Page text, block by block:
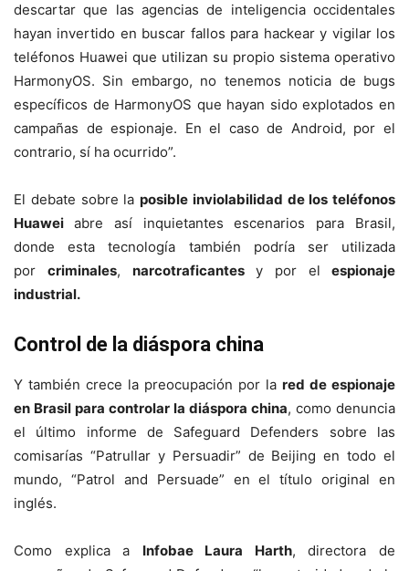
descartar que las agencias de inteligencia occidentales
hayan invertido en buscar fallos para hackear y vigilar los
teléfonos Huawei que utilizan su propio sistema operativo
HarmonyOS. Sin embargo, no tenemos noticia de bugs
específicos de HarmonyOS que hayan sido explotados en
campañas de espionaje. En el caso de Android, por el
contrario, sí ha ocurrido”.
El debate sobre la posible inviolabilidad de los teléfonos
Huawei abre así inquietantes escenarios para Brasil,
donde esta tecnología también podría ser utilizada
por criminales, narcotraficantes y por el espionaje
industrial.
Control de la diáspora china
Y también crece la preocupación por la red de espionaje
en Brasil para controlar la diáspora china, como denuncia
el último informe de Safeguard Defenders sobre las
comisarías “Patrullar y Persuadir” de Beijing en todo el
mundo, “Patrol and Persuade” en el título original en
inglés.
Como explica a Infobae Laura Harth, directora de